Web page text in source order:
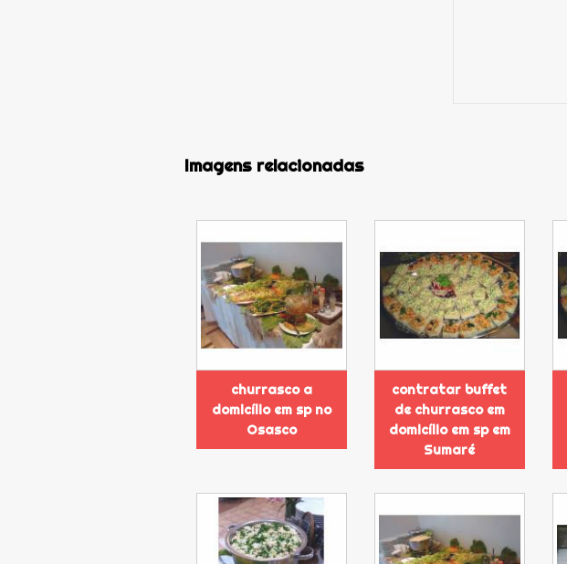
Imagens relacionadas
churrasco a
domicílio em sp no
Osasco
contratar buffet
de churrasco em
domicílio em sp em
Sumaré